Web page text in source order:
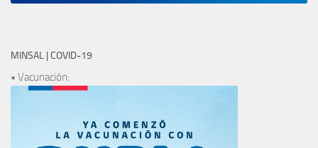
MINSAL | COVID-19
• Vacunación: